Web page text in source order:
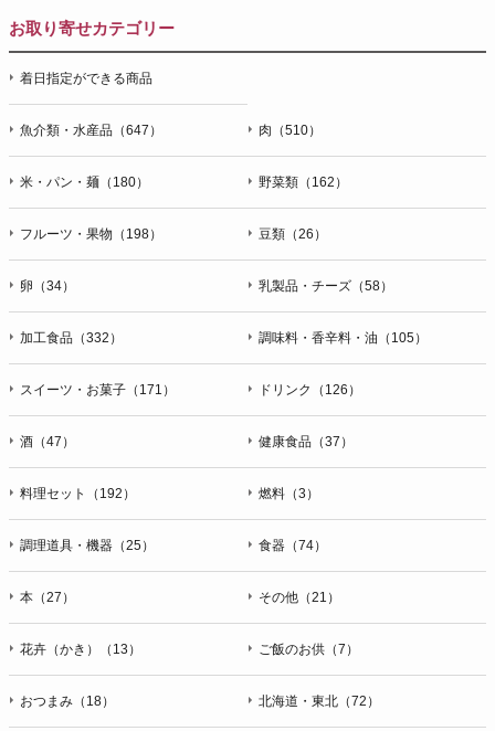
お取り寄せカテゴリー
着日指定ができる商品
魚介類・水産品（647） 肉（510）
米・パン・麺（180） 野菜類（162）
フルーツ・果物（198） 豆類（26）
卵（34） 乳製品・チーズ（58）
加工食品（332） 調味料・香辛料・油（105）
スイーツ・お菓子（171） ドリンク（126）
酒（47） 健康食品（37）
料理セット（192） 燃料（3）
調理道具・機器（25） 食器（74）
本（27） その他（21）
花卉（かき）（13） ご飯のお供（7）
おつまみ（18） 北海道・東北（72）